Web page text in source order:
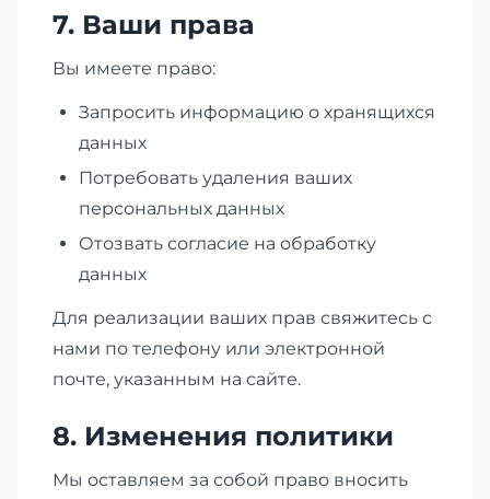
7. Ваши права
Вы имеете право:
Запросить информацию о хранящихся
данных
Потребовать удаления ваших
персональных данных
Отозвать согласие на обработку
данных
Для реализации ваших прав свяжитесь с
нами по телефону или электронной
почте, указанным на сайте.
8. Изменения политики
Мы оставляем за собой право вносить